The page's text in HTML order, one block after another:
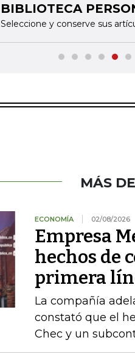
BIBLIOTECA
Seleccione y conserve sus
MÁS
ECONOMÍA 02/08/2026
Empresa
hechos de
primera
La compañía
constató que el
Chec y un